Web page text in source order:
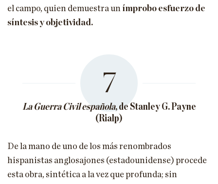
el campo, quien demuestra unímprobo esfuerzo de
síntesis y objetividad.
7
La Guerra Civil española, de Stanley G. Payne
(Rialp)
De la mano de uno de los más renombrados
hispanistas anglosajones (estadounidense) procede
esta obra, sintética a la vez que profunda; sin